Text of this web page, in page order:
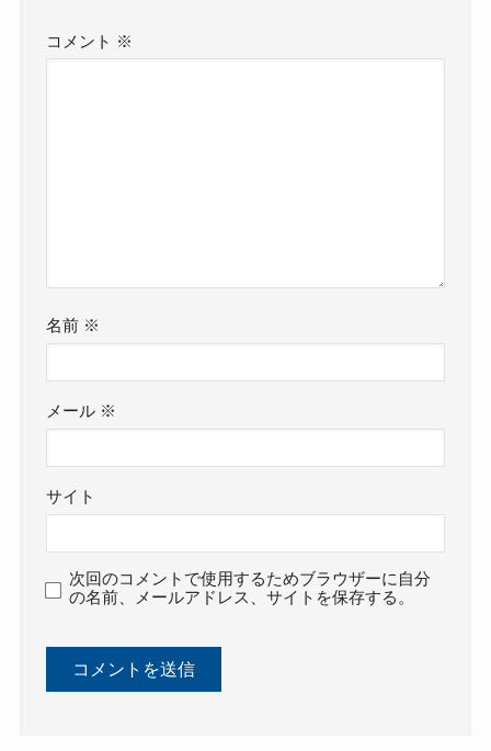
コメント ※
名前 ※
メール ※
サイト
次回のコメントで使用するためブラウザーに自分
の名前、メールアドレス、サイトを保存する。